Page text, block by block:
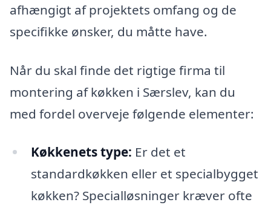
afhængigt af projektets omfang og de
specifikke ønsker, du måtte have.
Når du skal finde det rigtige firma til
montering af køkken i Særslev, kan du
med fordel overveje følgende elementer:
Køkkenets type: Er det et
standardkøkken eller et specialbygget
køkken? Specialløsninger kræver ofte